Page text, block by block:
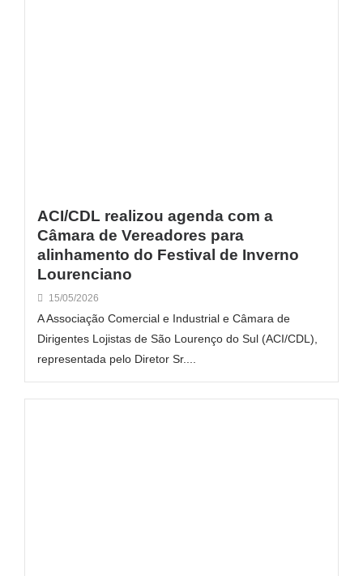
ACI/CDL realizou agenda com a
Câmara de Vereadores para
alinhamento do Festival de Inverno
Lourenciano
15/05/2026
A Associação Comercial e Industrial e Câmara de
Dirigentes Lojistas de São Lourenço do Sul (ACI/CDL),
representada pelo Diretor Sr....